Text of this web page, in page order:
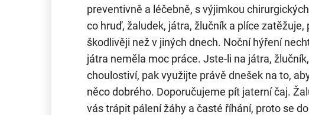
preventivně a léčebně, s výjimkou
co hruď, žaludek, játra, žlučník a plíce zatěžuje,
škodlivěji než v jiných dnech. Noční hýření
játra neměla moc práce. Jste-li na játra,
choulostiví, pak využijte právě dnešek na to,
něco dobrého. Doporučujeme pít jaterní čaj.
vás trápit pálení žáhy a časté říhání, proto se